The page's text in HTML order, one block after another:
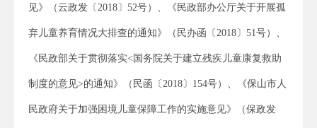
见》（云政发〔2018〕52号）、《民政部办公厅关于开展孤
弃儿童养育情况大排查的通知》（民办函〔2018〕51号）、
《民政部关于贯彻落实<国务院关于建立残疾儿童康复救助
制度的意见>的通知》（民函〔2018〕154号）、《保山市人
民政府关于加强困境儿童保障工作的实施意见》（保政发